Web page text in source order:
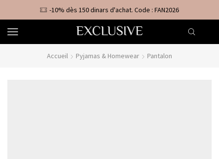
-10% dès 150 dinars d'achat. Code : FAN2026
Accueil Pyjamas & Homewear Pantalon